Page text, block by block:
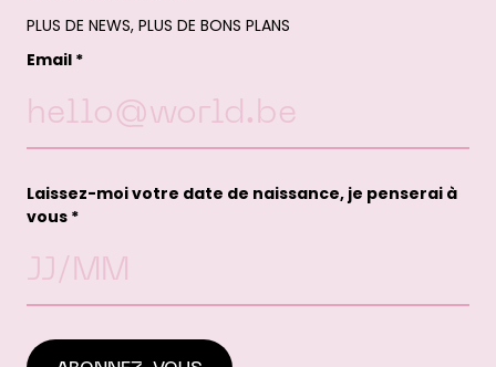
PLUS DE NEWS, PLUS DE BONS PLANS
Email *
Laissez-moi votre date de naissance, je penserai à
vous *